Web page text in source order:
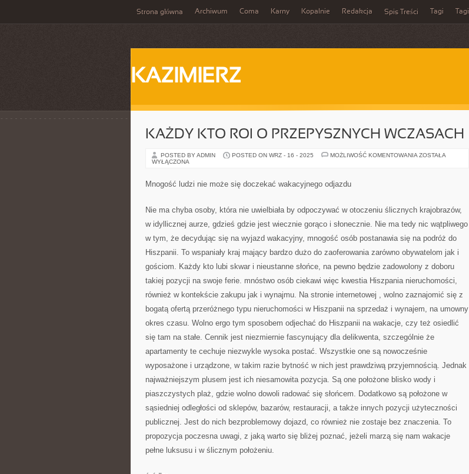
Strona główna Archiwum Coma Karny Kopalnie Redakcja Spis Treści Tagi Tagi
KAZIMIERZ
KAŻDY KTO ROI O PRZEPYSZNYCH WCZASACH
POSTED BY ADMIN POSTED ON WRZ - 16 - 2025 MOŻLIWOŚĆ KOMENTOWANIA KAŻDY
ZOSTAŁA
WYŁĄCZONA
Mnogość ludzi nie może się doczekać wakacyjnego odjazdu
Nie ma chyba osoby, która nie uwielbiała by odpoczywać w otoczeniu ślicznych krajobrazów,
w idyllicznej aurze, gdzieś gdzie jest wiecznie gorąco i słonecznie. Nie ma tedy nic wątpliwego
w tym, że decydując się na wyjazd wakacyjny, mnogość osób postanawia się na podróż do
Hiszpanii. To wspaniały kraj mający bardzo dużo do zaoferowania zarówno obywatelom jak i
gościom. Każdy kto lubi skwar i nieustanne słońce, na pewno będzie zadowolony z doboru
takiej pozycji na swoje ferie. mnóstwo osób ciekawi więc kwestia Hiszpania nieruchomości,
również w kontekście zakupu jak i wynajmu. Na stronie internetowej , wolno zaznajomić się z
bogatą ofertą przeróżnego typu nieruchomości w Hiszpanii na sprzedaż i wynajem, na umowny
okres czasu. Wolno ergo tym sposobem odjechać do Hiszpanii na wakacje, czy też osiedlić
się tam na stałe. Cennik jest niezmiernie fascynujący dla delikwenta, szczególnie że
apartamenty te cechuje niezwykle wysoka postać. Wszystkie one są nowocześnie
wyposażone i urządzone, w takim razie bytność w nich jest prawdziwą przyjemnością. Jednak
najważniejszym plusem jest ich niesamowita pozycja. Są one położone blisko wody i
piaszczystych plaż, gdzie wolno dowoli radować się słońcem. Dodatkowo są położone w
sąsiedniej odległości od sklepów, bazarów, restauracji, a także innych pozycji użyteczności
publicznej. Jest do nich bezproblemowy dojazd, co również nie zostaje bez znaczenia. To
propozycja poczesna uwagi, z jaką warto się bliżej poznać, jeżeli marzą się nam wakacje
pełne luksusu i w ślicznym położeniu.